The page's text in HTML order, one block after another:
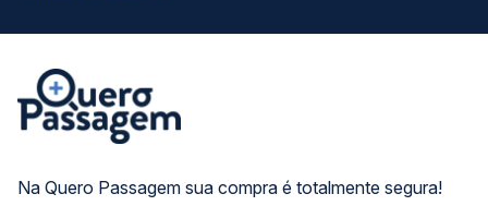
Na Quero Passagem sua compra é totalmente segura!